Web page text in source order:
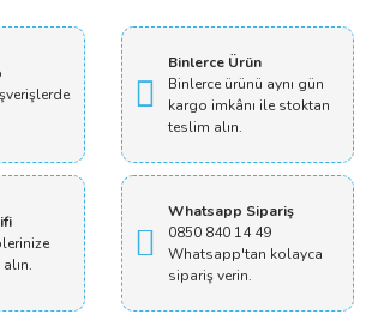
Binlerce Ürün
Binlerce ürünü aynı gün
kargo imkânı ile stoktan
teslim alın.
Whatsapp Sipariş
0850 840 14 49
Whatsapp'tan kolayca
sipariş verin.